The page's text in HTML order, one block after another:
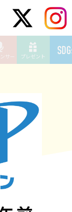
サー プレゼント